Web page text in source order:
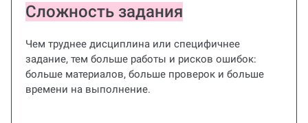
Сложность задания
Чем труднее дисциплина или специфичнее
задание, тем больше работы и рисков ошибок:
больше материалов, больше проверок и больше
времени на выполнение.